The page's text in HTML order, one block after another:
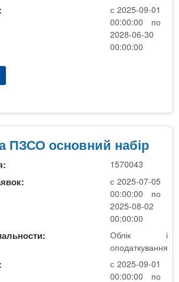
с 2025-09-01
00:00:00 по
2028-06-30
00:00:00
ПЗСО основний набір
1570043
с 2025-07-05
00:00:00 по
2025-08-02
00:00:00
Облік і
оподаткування
с 2025-09-01
00:00:00 по